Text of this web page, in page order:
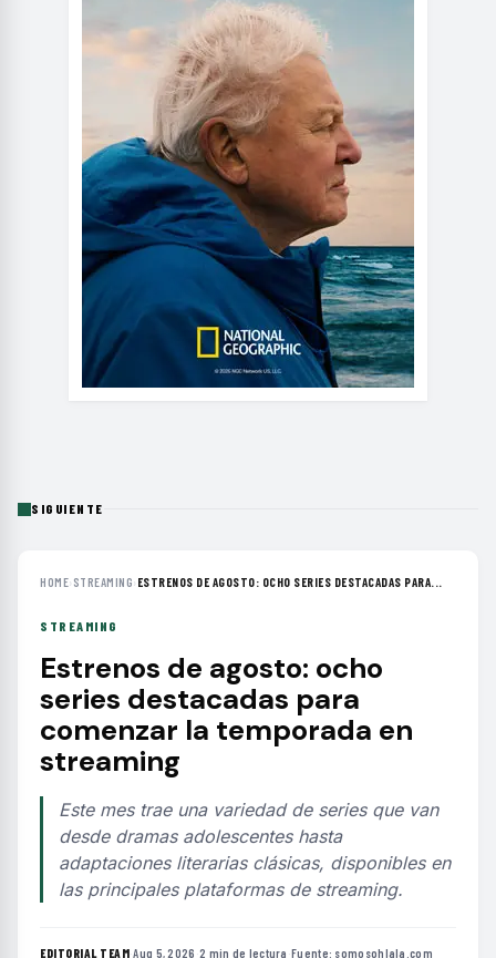
SIGUIENTE
HOME› STREAMING› ESTRENOS DE AGOSTO: OCHO SERIES DESTACADAS PARA...
STREAMING
Estrenos de agosto: ocho
series destacadas para
comenzar la temporada en
streaming
Este mes trae una variedad de series que van
desde dramas adolescentes hasta
adaptaciones literarias clásicas, disponibles en
las principales plataformas de streaming.
EDITORIAL TEAM·Aug 5, 2026 ·2 min de lectura ·Fuente: somosohlala.com